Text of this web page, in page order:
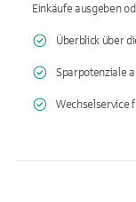
Einkäufe ausgeben
Überblick über
Sparpotenziale
Wechselservice